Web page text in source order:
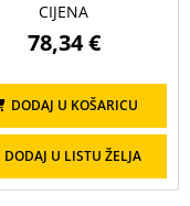
CIJENA
78,34 €
DODAJ U KOŠARICU
DODAJ U LISTU ŽELJA